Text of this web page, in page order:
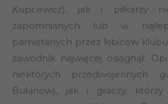
Kupcewicz), jak i piłkarzy
zapomnianych lub w
pamiętanych przez kibiców
zawodnik najwięcej osiągnął.
niektórych przedwojennych
Bułanow), jak i graczy,